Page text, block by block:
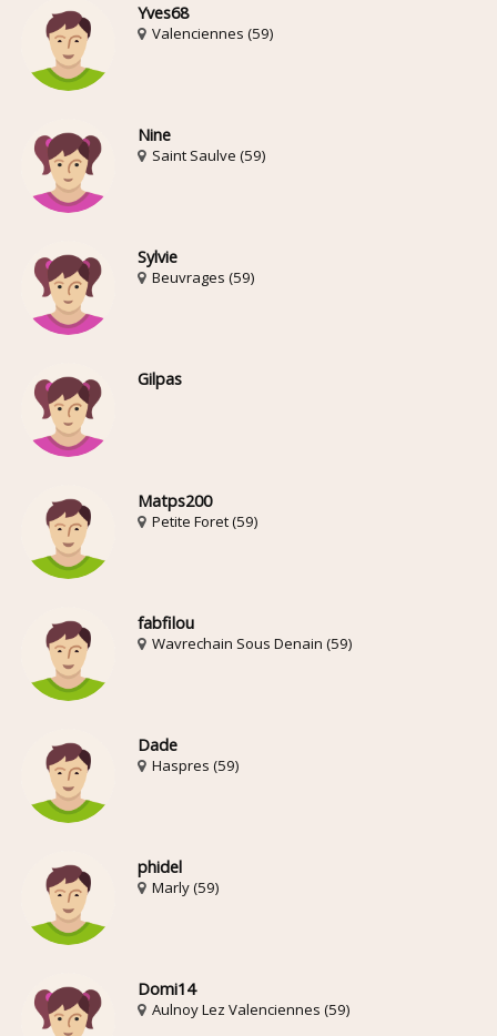
Yves68
Valenciennes (59)
Nine
Saint Saulve (59)
Sylvie
Beuvrages (59)
Gilpas
Matps200
Petite Foret (59)
fabfilou
Wavrechain Sous Denain (59)
Dade
Haspres (59)
phidel
Marly (59)
Domi14
Aulnoy Lez Valenciennes (59)